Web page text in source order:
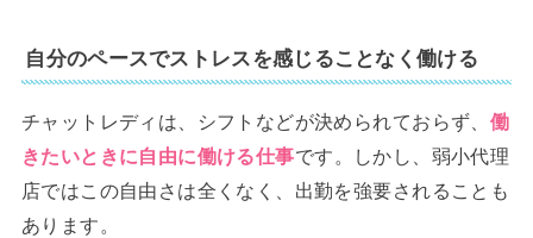
自分のペースでストレスを感じることなく働ける
チャットレディは、シフトなどが決められておらず、 働
きたいときに自由に働ける仕事です。しかし、弱小代理
店ではこの自由さは全くなく、出勤を強要されることも
あります。